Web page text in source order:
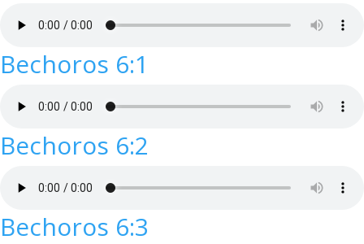
Bechoros 6:1
Bechoros 6:2
Bechoros 6:3